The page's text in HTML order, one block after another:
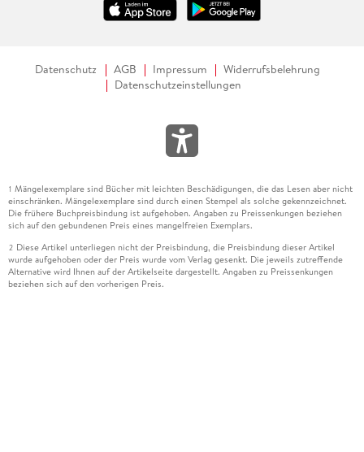
Datenschutz AGB Impressum
Widerrufsbelehrung
Datenschutzeinstellungen
1 Mängelexemplare sind Bücher mit leichten Beschädigungen, die das Lesen aber nicht
einschränken. Mängelexemplare sind durch einen Stempel als solche gekennzeichnet.
Die frühere Buchpreisbindung ist aufgehoben. Angaben zu Preissenkungen beziehen
sich auf den gebundenen Preis eines mangelfreien Exemplars.
2 Diese Artikel unterliegen nicht der Preisbindung, die Preisbindung dieser Artikel
wurde aufgehoben oder der Preis wurde vom Verlag gesenkt. Die jeweils zutreffende
Alternative wird Ihnen auf der Artikelseite dargestellt. Angaben zu Preissenkungen
beziehen sich auf den vorherigen Preis.